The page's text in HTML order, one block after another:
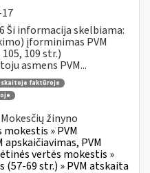
Ši informacija skelbiama:
įforminimas PVM
109 str.)
asmens PVM...
faktūroje
Mokesčių žinyno
» PVM
PVM
vertės mokestis »
69 str.) » PVM atskaita